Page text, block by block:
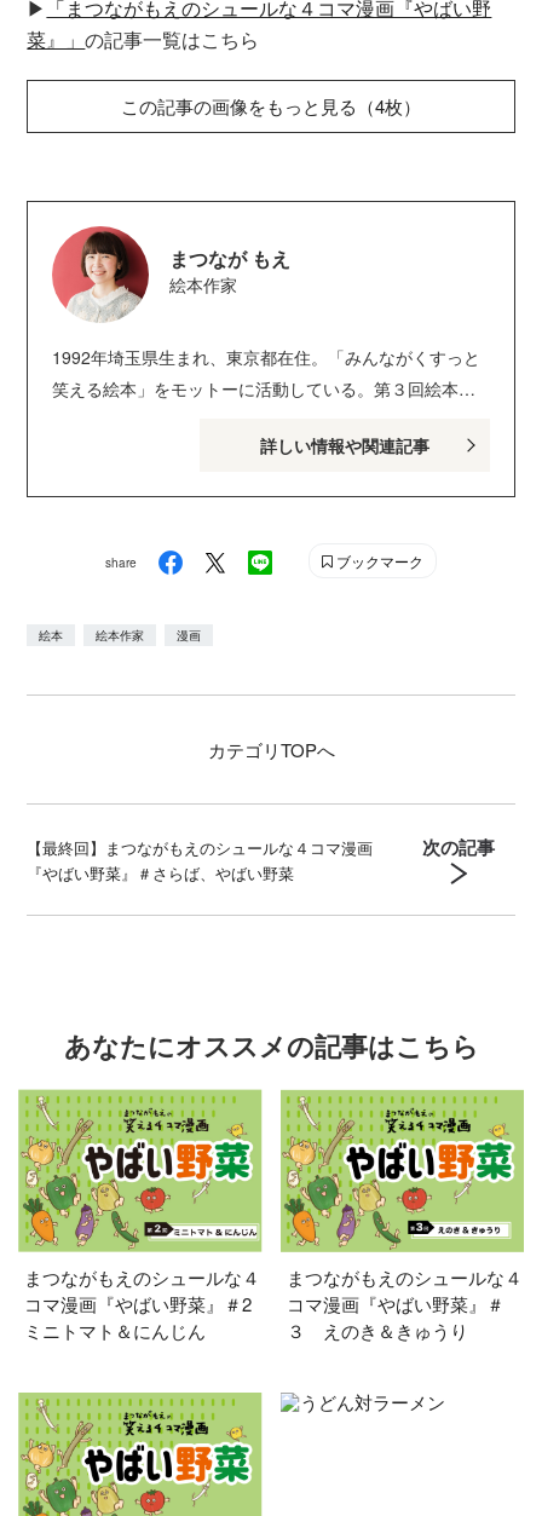
なことをしていたなんて!? シュールでやばくて
愛おしい、野菜たちの笑える４コマ奮闘記。
▶︎ 「まつながもえのシュールな４コマ漫画『やばい野
菜』」​の記事一覧はこちら
この記事の画像をもっと見る（4枚）
まつなが もえ
絵本作家
1992年埼玉県生まれ、東京都在住。「みんながくすっと
笑える絵本」をモットーに活動している。第３回絵本塾
を受賞し、出版（絵本塾出版）。第10回MOE創作絵本グ
の他『てんぷら ぱちぱち』（講談社）、『かっぱまきく
ださい‼』（小学館）、『ふしぎな みけねこびん』（文／
（作／令丈ヒロ子、理論社）など著書多数。
詳しい情報や関連記事
share ブックマーク
絵本 絵本作家 漫画
カテゴリTOPへ
【最終回】まつながもえのシュールな４コマ漫画
『やばい野菜』＃さらば、やばい野菜
次の記事
あなたにオススメの記事はこちら
まつながもえのシュールな４
コマ漫画『やばい野菜』＃2
ミニトマト＆にんじん
まつながもえのシュールな４
コマ漫画『やばい野菜』＃
３ えのき＆きゅうり